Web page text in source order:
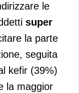
le
super
la parte
seguita
kefir (39%)
la maggior